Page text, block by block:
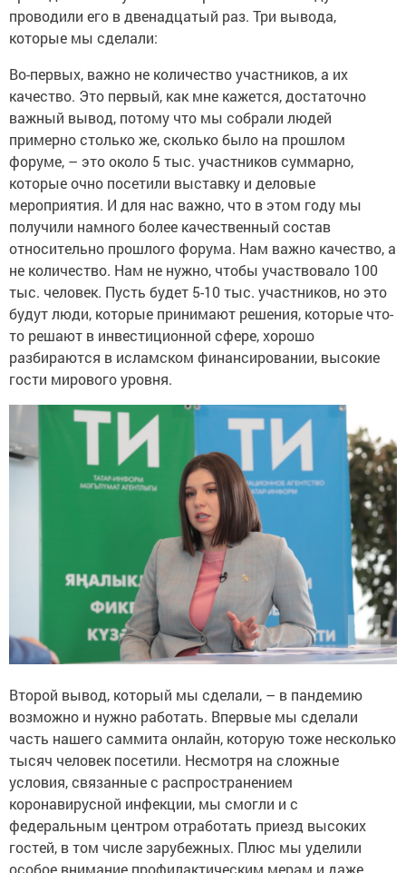
проводили его в двенадцатый раз. Три вывода,
которые мы сделали:
Во-первых, важно не количество участников, а их
качество. Это первый, как мне кажется, достаточно
важный вывод, потому что мы собрали людей
примерно столько же, сколько было на прошлом
форуме, – это около 5 тыс. участников суммарно,
которые очно посетили выставку и деловые
мероприятия. И для нас важно, что в этом году мы
получили намного более качественный состав
относительно прошлого форума. Нам важно качество, а
не количество. Нам не нужно, чтобы участвовало 100
тыс. человек. Пусть будет 5-10 тыс. участников, но это
будут люди, которые принимают решения, которые что-
то решают в инвестиционной сфере, хорошо
разбираются в исламском финансировании, высокие
гости мирового уровня.
Второй вывод, который мы сделали, – в пандемию
возможно и нужно работать. Впервые мы сделали
часть нашего саммита онлайн, которую тоже несколько
тысяч человек посетили. Несмотря на сложные
условия, связанные с распространением
коронавирусной инфекции, мы смогли и с
федеральным центром отработать приезд высоких
гостей, в том числе зарубежных. Плюс мы уделили
особое внимание профилактическим мерам и даже